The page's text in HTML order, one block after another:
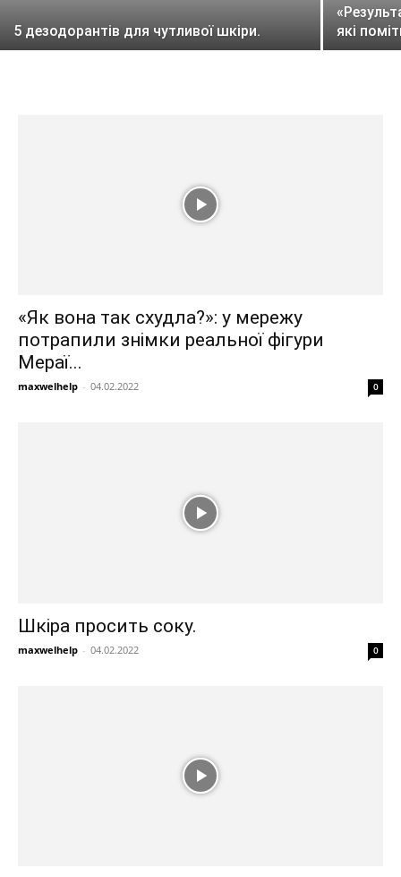
5 дезодорантів для чутливої шкіри.
які
«Як вона так схудла?»: у мережу
потрапили знімки реальної фігури
Мераї...
maxwelhelp - 04.02.2022 0
Шкіра просить соку.
maxwelhelp - 04.02.2022 0